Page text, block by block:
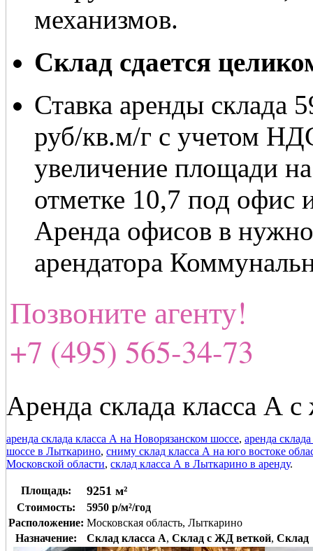
механизмов.
Склад сдается
Ставка аренды склада
руб/кв.м/г с учетом
увеличение площади
отметке 10,7 под офис
Аренда офисов в
арендатора
Позвоните агенту!
+7 (495) 565-34-73
Аренда склада класса А
аренда склада класса А на Новорязанском шоссе, аренда
шоссе в Лыткарино, сниму склад класса А на юго востоке
Московской области, склад класса А в Лыткарино в аренду.
Площадь: 9251 м²
Стоимость:
5950 р/м²/год
Расположение: Московская область, Лыткарино
Назначение:
Склад класса A, Склад с ЖД веткой, Склад